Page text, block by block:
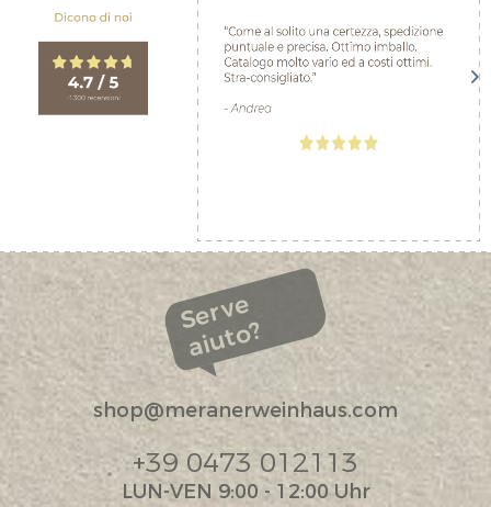
Serve
aiuto?
shop@meranerweinhaus.com
+39 0473 012113
LUN-VEN 9:00 - 12:00 Uhr